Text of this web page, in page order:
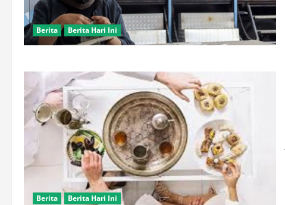
Berita Berita Hari Ini
Berita Berita Hari Ini